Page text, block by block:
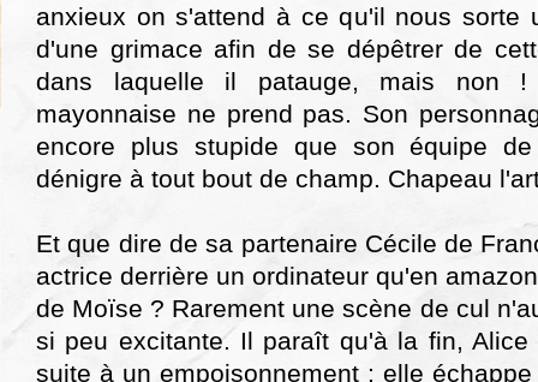
anxieux on s'attend à ce qu'il nous sorte
d'une grimace afin de se dépêtrer de
dans laquelle il patauge, mais non
mayonnaise ne prend pas. Son
encore plus stupide que son équipe
dénigre à tout bout de champ. Chapeau
Et que dire de sa partenaire Cécile de
actrice derrière un ordinateur qu'en
de Moïse ? Rarement une scène de cul
si peu excitante. Il paraît qu'à la fin, Alice
suite à un empoisonnement : elle